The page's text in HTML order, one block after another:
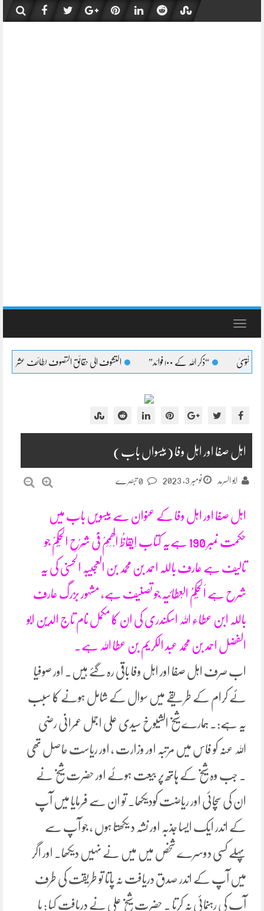
content
Toggle
کے ۱۰۰ فوائد” التشوف الی حقائق التصوف لطائف عشرہ کا بیان التشوف
اہل صفا اور اہل وفا (بیسواں باب)
ابو السرمد نومبر 3, 2023
اہل صفا اور اہل وفا کے عنوان سے بیسویں باب میں
حکمت نمبر 190 ہےیہ کتاب اِیْقَاظُ الْھِمَمْ فِیْ شَرْحِ الْحِکَمْ جو
تالیف ہے عارف باللہ احمد بن محمد بن العجیبہ الحسنی کی یہ
شرح ہے اَلْحِکَمُ الْعِطَائِیَہ ْجو تصنیف ہے، مشہور بزرگ عارف
باللہ ابن عطاء اللہ اسکندری کی ان کا مکمل نام تاج الدین ابو
الفضل احمد بن محمد عبد الکریم بن عطا اللہ ہے۔
اب صرف اہل صفا اور اہل وفا باقی رہ گئے ہیں۔ اور صوفیا
ئے کرام کے طریقے میں سوال کے شامل ہونے کا سبب
یہ ہے:۔ ہمارے شیخ الشیوخ سیدی علی اجمل عمرانی رضی
اللہ عنہ کو فاس میں مرتبہ اور وزارت ، اور ریاست حاصل تھی
۔ جب وہ شیخ کے ہاتھ پر بیعت ہوئے اور حضرت شیخ نے
ان کی سچائی اور ریاضت کودیکھا۔ تو ان سے فرمایا میں آپ
کے اندر ایک ایسا جذبہ اور نشہ د یکھتا ہوں ، جو آپ سے
پہلے کسی دوسرے شخص میں میں نے نہیں دیکھا۔ اور اگر
میں آپ کے اندر صدق دریافت نہ پاتا تو طریقت کی طرف
آپ کی رہنمائی نہ کرتا ۔ حضرت شیخ علی نے دریافت کیا : یا